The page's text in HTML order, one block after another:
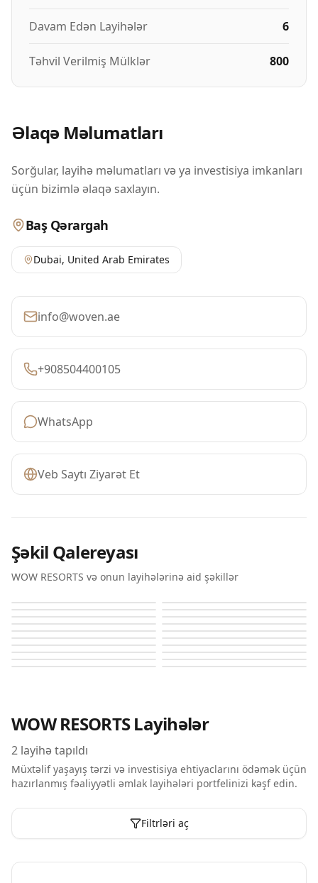
Davam Edən Layihələr 6
Təhvil Verilmiş Mülklər 800
Əlaqə Məlumatları
Sorğular, layihə məlumatları və ya investisiya imkanları
üçün bizimlə əlaqə saxlayın.
Baş Qərargah
Dubai, United Arab Emirates
info@woven.ae
+908504400105
WhatsApp
Veb Saytı Ziyarət Et
Şəkil Qalereyası
WOW RESORTS və onun layihələrinə aid şəkillər
Jw Marriott Jw Marriott
Jw Marriott Jw Marriott
Jw Marriott Jw Marriott
Jw Marriott Uno Luxe
Uno Luxe Uno Luxe
Uno Luxe Uno Luxe
Uno Luxe Uno Luxe
Uno Luxe Uno Luxe
Uno Luxe Uno Luxe
WOW RESORTS Layihələr
2 layihə tapıldı
Müxtəlif yaşayış tərzi və investisiya ehtiyaclarını ödəmək üçün
hazırlanmış fəaliyyətli əmlak layihələri portfelinizi kəşf edin.
Filtrləri aç